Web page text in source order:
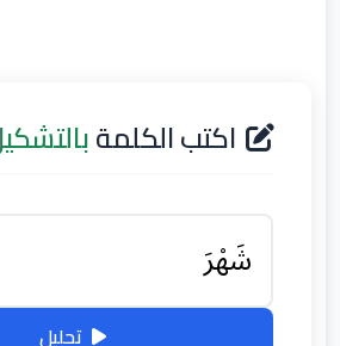
اكتب الكلمة
تحليل